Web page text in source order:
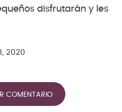
disfrutarán y les
2020
COMENTARIO